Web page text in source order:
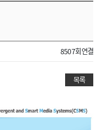
8507회 연결
목록